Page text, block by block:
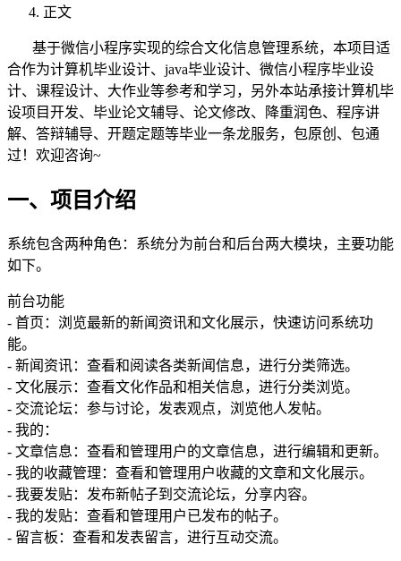
正文
基于微信小程序实现的综合文化信息管理系统，本项目适
合作为计算机毕业设计、java毕业设计、微信小程序毕业设
计、课程设计、大作业等参考和学习，另外本站承接计算机毕
设项目开发、毕业论文辅导、论文修改、降重润色、程序讲
解、答辩辅导、开题定题等毕业一条龙服务，包原创、包通
过！欢迎咨询~
一、项目介绍
系统包含两种角色：系统分为前台和后台两大模块，主要功能
如下。
前台功能
- 首页：浏览最新的新闻资讯和文化展示，快速访问系统功
能。
- 新闻资讯：查看和阅读各类新闻信息，进行分类筛选。
- 文化展示：查看文化作品和相关信息，进行分类浏览。
- 交流论坛：参与讨论，发表观点，浏览他人发帖。
- 我的：
- 文章信息：查看和管理用户的文章信息，进行编辑和更新。
- 我的收藏管理：查看和管理用户收藏的文章和文化展示。
- 我要发贴：发布新帖子到交流论坛，分享内容。
- 我的发贴：查看和管理用户已发布的帖子。
- 留言板：查看和发表留言，进行互动交流。